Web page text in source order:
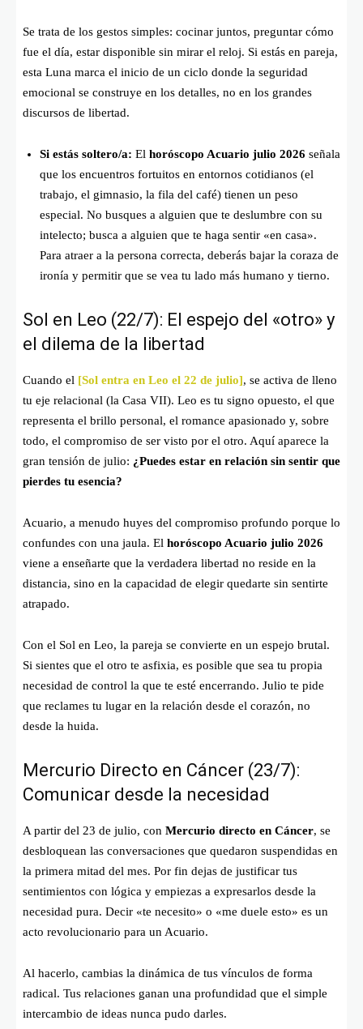
Se trata de los gestos simples: cocinar juntos, preguntar cómo
fue el día, estar disponible sin mirar el reloj. Si estás en pareja,
esta Luna marca el inicio de un ciclo donde la seguridad
emocional se construye en los detalles, no en los grandes
discursos de libertad.
Si estás soltero/a: El horóscopo Acuario julio 2026 señala
que los encuentros fortuitos en entornos cotidianos (el
trabajo, el gimnasio, la fila del café) tienen un peso
especial. No busques a alguien que te deslumbre con su
intelecto; busca a alguien que te haga sentir «en casa».
Para atraer a la persona correcta, deberás bajar la coraza de
ironía y permitir que se vea tu lado más humano y tierno.
Sol en Leo (22/7): El espejo del «otro» y
el dilema de la libertad
Cuando el [Sol entra en Leo el 22 de julio], se activa de lleno
tu eje relacional (la Casa VII). Leo es tu signo opuesto, el que
representa el brillo personal, el romance apasionado y, sobre
todo, el compromiso de ser visto por el otro. Aquí aparece la
gran tensión de julio: ¿Puedes estar en relación sin sentir que
pierdes tu esencia?
Acuario, a menudo huyes del compromiso profundo porque lo
confundes con una jaula. El horóscopo Acuario julio 2026
viene a enseñarte que la verdadera libertad no reside en la
distancia, sino en la capacidad de elegir quedarte sin sentirte
atrapado.
Con el Sol en Leo, la pareja se convierte en un espejo brutal.
Si sientes que el otro te asfixia, es posible que sea tu propia
necesidad de control la que te esté encerrando. Julio te pide
que reclames tu lugar en la relación desde el corazón, no
desde la huida.
Mercurio Directo en Cáncer (23/7):
Comunicar desde la necesidad
A partir del 23 de julio, con Mercurio directo en Cáncer, se
desbloquean las conversaciones que quedaron suspendidas en
la primera mitad del mes. Por fin dejas de justificar tus
sentimientos con lógica y empiezas a expresarlos desde la
necesidad pura. Decir «te necesito» o «me duele esto» es un
acto revolucionario para un Acuario.
Al hacerlo, cambias la dinámica de tus vínculos de forma
radical. Tus relaciones ganan una profundidad que el simple
intercambio de ideas nunca pudo darles.